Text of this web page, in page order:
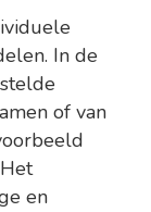
In de
of van
en